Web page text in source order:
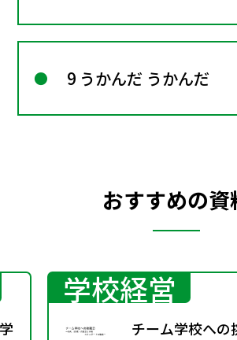
9 うかんだ うかんだ
おすすめの資
学校経営
チーム学校へ